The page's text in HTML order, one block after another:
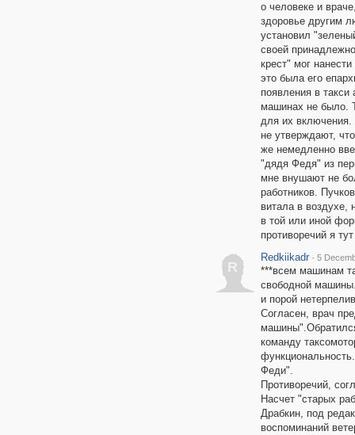
о человеке и
здоровье другим
установил
своей
крест" мог
это была его
появления в
машинах не было.
для их
не утверждают,
же немедленно
"дядя Федя" из
мне внушают не
работников.
витала в воздухе,
в той или иной
противоречий я
R
Redkiikadr · 5
***всем машинам
свободной
и порой
Согласен, врач
команду
Феди".
Противоречий,
Насчет "старых
Драбкин, под
воспоминаний